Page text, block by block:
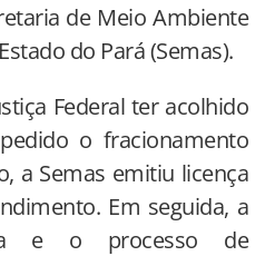
de Meio Ambiente
do Pará (Semas).
Federal ter acolhido
o fracionamento
a Semas emitiu licença
Em seguida, a
e o processo de